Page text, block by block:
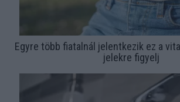
Egyre több fiatalnál jelentkezik ez a
jelekre figyelj